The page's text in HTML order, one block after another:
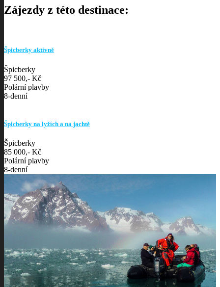
Zájezdy z této destinace:
Špicberky aktivně
Špicberky
97 500,- Kč
Polární plavby
8-denní
Špicberky na lyžích a na jachtě
Špicberky
85 000,- Kč
Polární plavby
8-denní